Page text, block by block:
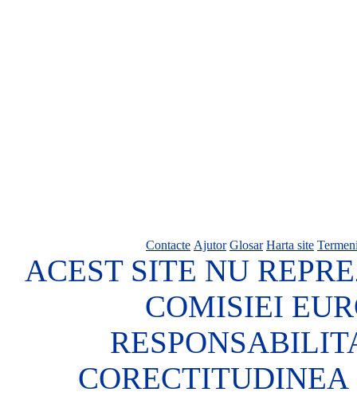
Contacte Ajutor Glosar Harta site
ACEST SITE NU
COMISIEI
CORECTITUDINEA